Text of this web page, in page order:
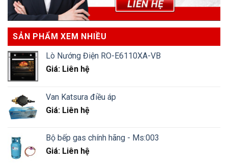
SẢN PHẨM XEM NHIỀU
Lò Nướng Điện RO-E6110XA-VB
Giá: Liên hệ
Van Katsura điều áp
Giá: Liên hệ
Bộ bếp gas chính hãng - Ms:003
Giá: Liên hệ